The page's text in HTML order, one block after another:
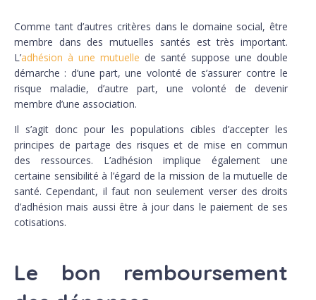
Comme tant d’autres critères dans le domaine social, être
membre dans des mutuelles santés est très important.
L’adhésion à une mutuelle de santé suppose une double
démarche : d’une part, une volonté de s’assurer contre le
risque maladie, d’autre part, une volonté de devenir
membre d’une association.
Il s’agit donc pour les populations cibles d’accepter les
principes de partage des risques et de mise en commun
des ressources. L’adhésion implique également une
certaine sensibilité à l’égard de la mission de la mutuelle de
santé. Cependant, il faut non seulement verser des droits
d’adhésion mais aussi être à jour dans le paiement de ses
cotisations.
Le bon remboursement